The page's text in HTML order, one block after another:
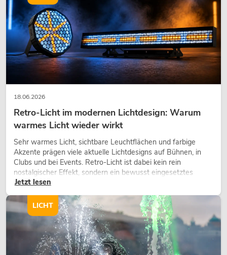
18.06.2026
Retro-Licht im modernen Lichtdesign: Warum
warmes Licht wieder wirkt
Sehr warmes Licht, sichtbare Leuchtflächen und farbige
Akzente prägen viele aktuelle Lichtdesigns auf Bühnen, in
Clubs und bei Events. Retro-Licht ist dabei kein rein
nostalgischer Effekt, sondern ein bewusst eingesetztes
Gestaltungsmittel: Es schafft Atmosphäre, gibt Szenen
wirken lassen.
Jetzt lesen
LICHT